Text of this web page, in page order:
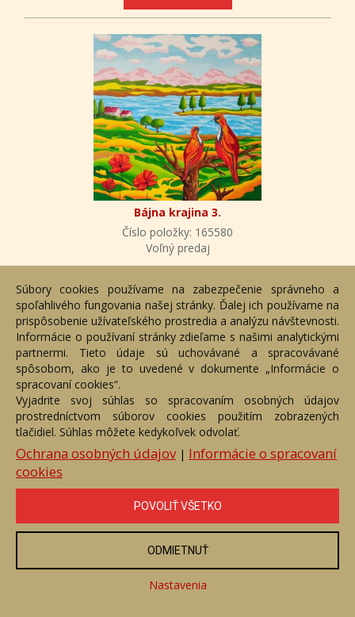
Bájna krajina 3.
Číslo položky: 165580
Voľný predaj
ZOBRAZIŤ
Prihláste sa k odberu noviniek
Budeme Vám zasielať informácie o nových aukciách a dielach.
Súhlasím so spracúvaním svojich osobných údajov za účelom
marketingovej komunikácie týkajúcej sa všeobecných
informácií o novinkách prostredníctvom e-mailu a potvrdzujem,
že som sa oboznámil sozásadami spracovania osobných
prevádzkovateľom.
Súbory cookies používame na zabezpečenie správneho a
spoľahlivého fungovania našej stránky. Ďalej ich používame na
prispôsobenie užívateľského prostredia a analýzu návštevnosti.
Informácie o používaní stránky zdieľame s našimi analytickými
partnermi. Tieto údaje sú uchovávané a spracovávané
spôsobom, ako je to uvedené v dokumente „Informácie o
spracovaní cookies“.
Vyjadrite svoj súhlas so spracovaním osobných údajov
prostredníctvom súborov cookies použitím zobrazených
tlačidiel. Súhlas môžete kedykoľvek odvolať.
Ochrana osobných údajov| Informácie o spracovaní
cookies
POVOLIŤ VŠETKO
ODMIETNUŤ
Nastavenia